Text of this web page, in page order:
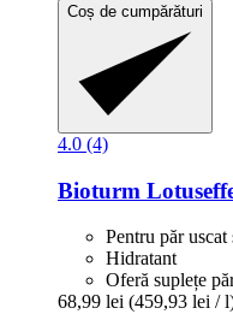
Coș de cumpărături
4.0 (4)
Bioturm
Pentru păr
Hidratant
Oferă suplețe
68,99 lei (459,93 lei /